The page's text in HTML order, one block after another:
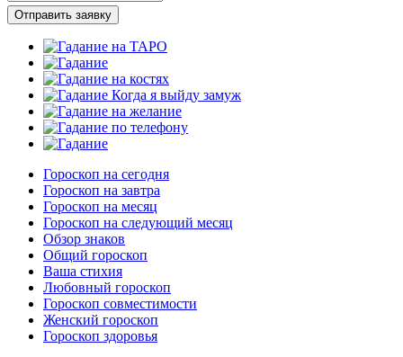
Отправить заявку
Гороскоп на сегодня
Гороскоп на завтра
Гороскоп на месяц
Гороскоп на следующий месяц
Обзор знаков
Общий гороскоп
Ваша стихия
Любовный гороскоп
Гороскоп совместимости
Женский гороскоп
Гороскоп здоровья